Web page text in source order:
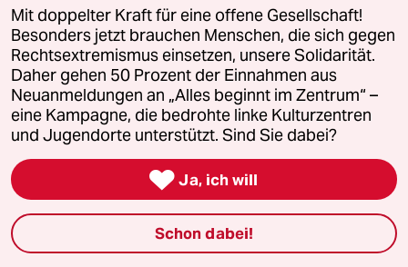
Bidens Reise nach Nahost
Eine fast unmögliche Mission
Kommentar von Bernd Pickert
Auf seiner Reise in den Nahen Osten will US-Präsident
Joe Biden nicht weniger als Katastrophen verhindern. Ein
Misserfolg wäre auch für sein Standing zuhause fatal.
Mit doppelter Kraft für eine offene Gesellschaft!
Besonders jetzt brauchen Menschen, die sich gegen
Rechtsextremismus einsetzen, unsere Solidarität.
Daher gehen 50 Prozent der Einnahmen aus
Neuanmeldungen an „Alles beginnt im Zentrum“ –
eine Kampagne, die bedrohte linke Kulturzentren
und Jugendorte unterstützt. Sind Sie dabei?
 Ja, ich will
Schon dabei!